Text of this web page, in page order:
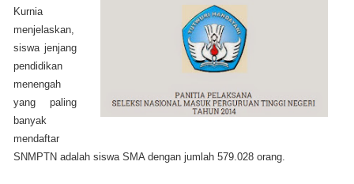
Kurnia
menjelaskan,
siswa jenjang
pendidikan
menengah
yang paling
banyak
mendaftar
SNMPTN adalah siswa SMA dengan jumlah 579.028 orang.